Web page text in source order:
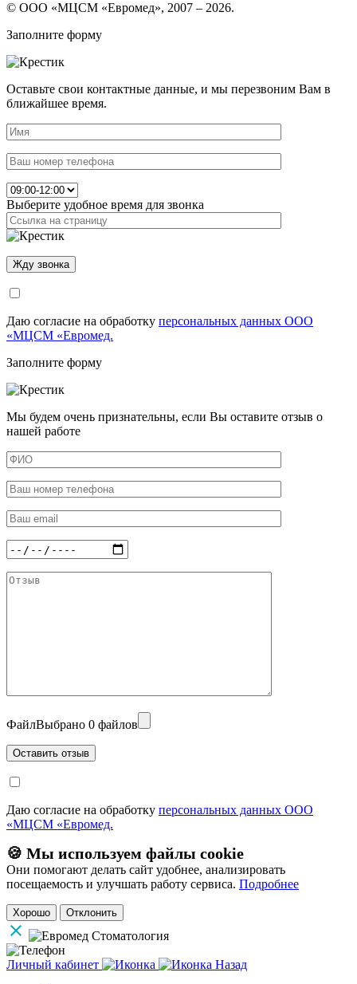
© ООО «МЦСМ «Евромед», 2007 – 2026.
Заполните форму
Оставьте свои контактные данные, и мы перезвоним Вам в
ближайшее время.
Выберите удобное время для звонка
Даю согласие на обработку персональных данных ООО
«МЦСМ «Евромед.
Заполните форму
Мы будем очень признательны, если Вы оставите отзыв о
нашей работе
ФайлВыбрано 0 файлов
Даю согласие на обработку персональных данных ООО
«МЦСМ «Евромед.
🍪 Мы используем файлы cookie
Они помогают делать сайт удобнее, анализировать
посещаемость и улучшать работу сервиса. Подробнее
Хорошо Отклонить
Личный кабинет
Назад